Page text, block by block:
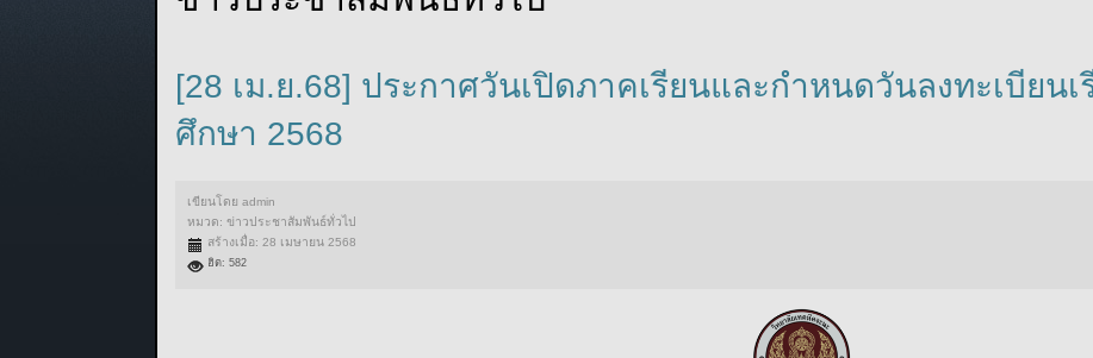
[28 เม.ย.68] ประกาศวันเปิดภาคเรียนและกำหนดวันลงทะเบียน
ศึกษา 2568
เขียนโดยadmin
หมวด:ข่าวประชาสัมพันธ์ทั่วไป
สร้างเมื่อ: 28 เมษายน 2568
ฮิต: 582